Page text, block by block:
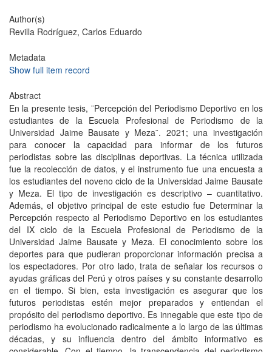
Author(s)
Revilla Rodríguez, Carlos Eduardo
Metadata
Show full item record
Abstract
En la presente tesis, ¨Percepción del Periodismo Deportivo en los
estudiantes de la Escuela Profesional de Periodismo de la
Universidad Jaime Bausate y Meza¨. 2021; una investigación
para conocer la capacidad para informar de los futuros
periodistas sobre las disciplinas deportivas. La técnica utilizada
fue la recolección de datos, y el instrumento fue una encuesta a
los estudiantes del noveno ciclo de la Universidad Jaime Bausate
y Meza. El tipo de investigación es descriptivo – cuantitativo.
Además, el objetivo principal de este estudio fue Determinar la
Percepción respecto al Periodismo Deportivo en los estudiantes
del IX ciclo de la Escuela Profesional de Periodismo de la
Universidad Jaime Bausate y Meza. El conocimiento sobre los
deportes para que pudieran proporcionar información precisa a
los espectadores. Por otro lado, trata de señalar los recursos o
ayudas gráficas del Perú y otros países y su constante desarrollo
en el tiempo. Si bien, esta investigación es asegurar que los
futuros periodistas estén mejor preparados y entiendan el
propósito del periodismo deportivo. Es innegable que este tipo de
periodismo ha evolucionado radicalmente a lo largo de las últimas
décadas, y su influencia dentro del ámbito informativo es